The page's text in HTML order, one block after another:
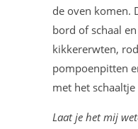
de oven komen.
bord of schaal
kikkererwten,
pompoenpitten
met het schaaltje
Laat je het mij